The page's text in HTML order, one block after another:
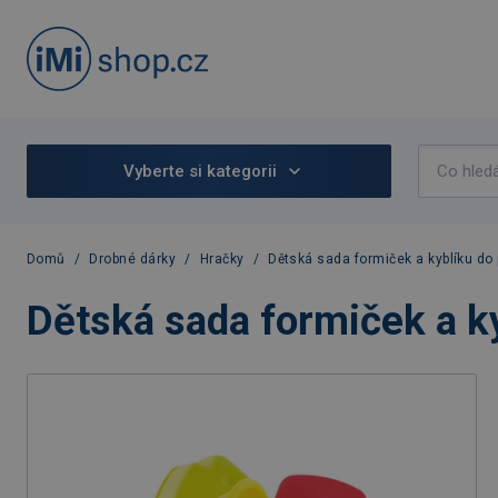
Vyberte si kategorii
Domů / Drobné dárky / Hračky / Dětská sada formiček a kyblíku do
Dětská sada formiček a